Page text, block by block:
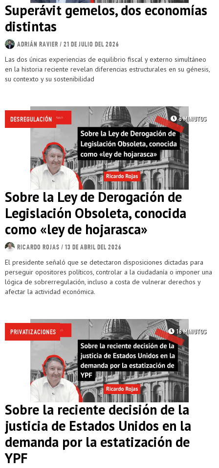
Superávit gemelos, dos economías
distintas
ADRIÁN RAVIER / 21 DE JULIO DEL 2026
Las dos únicas experiencias de equilibrio fiscal y externo simultáneo
en la historia reciente revelan diferencias estructurales en su génesis,
su contexto y su sostenibilidad
DESREGULACIÓN 6 MINUTOS
Sobre la Ley de Derogación de
Legislación Obsoleta, conocida
como «ley de hojarasca»
RICARDO ROJAS / 13 DE ABRIL DEL 2026
El presidente señaló que se detectaron disposiciones dictadas para
perseguir opositores políticos, controlar a la ciudadanía o imponer una
lógica de sobrerregulación, incluso a costa de vulnerar derechos y
afectar la actividad económica.
PRIVATIZACIONES 18 MINUTOS
Sobre la reciente decisión de la
justicia de Estados Unidos en la
demanda por la estatización de
YPF